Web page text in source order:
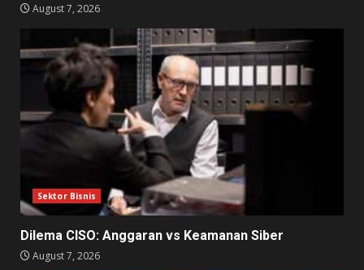
August 7, 2026
Sektor Bisnis
Dilema CISO: Anggaran vs Keamanan Siber
August 7, 2026